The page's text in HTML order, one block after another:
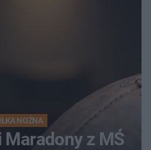
NOŻNA
Maradony z MŚ